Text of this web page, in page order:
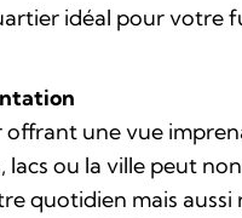
idéal pour votre
une vue
lacs ou la ville peut
quotidien mais aussi